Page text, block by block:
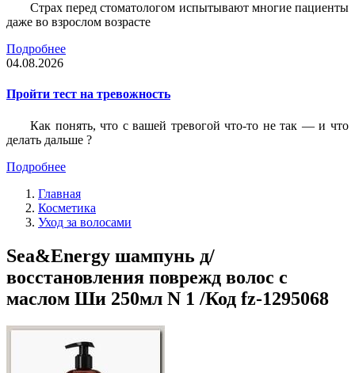
Страх перед стоматологом испытывают многие пациенты
даже во взрослом возрасте
Подробнее
04.08.2026
Пройти тест на тревожность
Как понять, что с вашей тревогой что-то не так — и что
делать дальше ?
Подробнее
Главная
Косметика
Уход за волосами
Sea&Energy шампунь д/
восстановления поврежд волос с
маслом Ши 250мл N 1 /Код fz-1295068